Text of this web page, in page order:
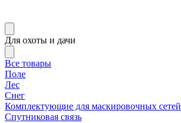
Для охоты и дачи
Все товары
Поле
Лес
Снег
Комплектующие для маскировочных сетей
Спутниковая связь